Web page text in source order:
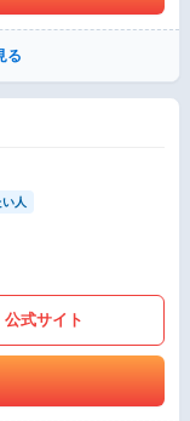
る
人
公式サイト